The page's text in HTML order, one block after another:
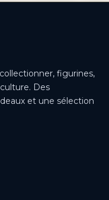
figurines,
Des
et une sélection